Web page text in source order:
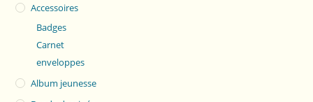
Accessoires
Badges
Carnet
enveloppes
Album jeunesse